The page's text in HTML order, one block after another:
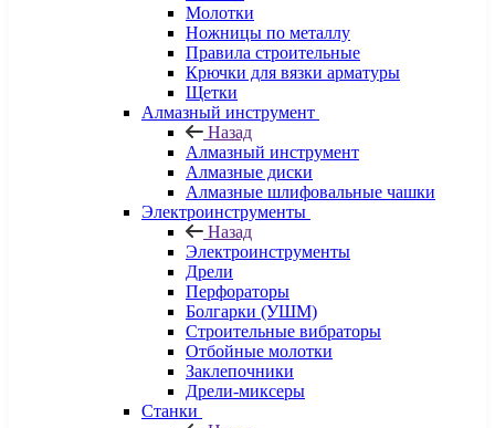
Молотки
Ножницы по металлу
Правила строительные
Крючки для вязки арматуры
Щетки
Алмазный инструмент
Назад
Алмазный инструмент
Алмазные диски
Алмазные шлифовальные чашки
Электроинструменты
Назад
Электроинструменты
Дрели
Перфораторы
Болгарки (УШМ)
Строительные вибраторы
Отбойные молотки
Заклепочники
Дрели-миксеры
Станки